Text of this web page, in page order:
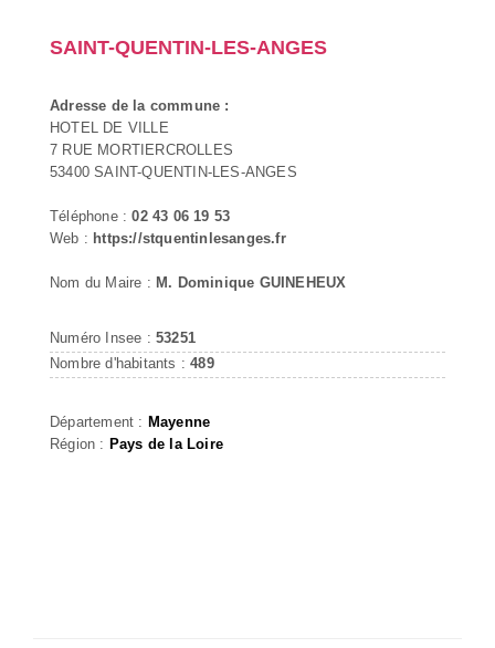
SAINT-QUENTIN-LES-ANGES
Adresse de la commune :
HOTEL DE VILLE
7 RUE MORTIERCROLLES
53400 SAINT-QUENTIN-LES-ANGES
Téléphone :02 43 06 19 53
Web : https://stquentinlesanges.fr
Nom du Maire : M. Dominique GUINEHEUX
Numéro Insee : 53251
Nombre d'habitants :489
Département : Mayenne
Région : Pays de la Loire